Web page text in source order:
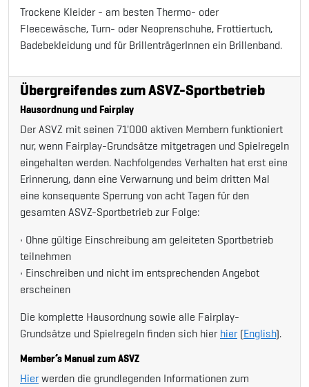
Trockene Kleider - am besten Thermo- oder
Fleecewäsche, Turn- oder Neoprenschuhe, Frottiertuch,
Badebekleidung und für BrillenträgerInnen ein Brillenband.
Übergreifendes zum ASVZ-Sportbetrieb
Hausordnung und Fairplay
Der ASVZ mit seinen 71'000 aktiven Membern funktioniert
nur, wenn Fairplay-Grundsätze mitgetragen und Spielregeln
eingehalten werden. Nachfolgendes Verhalten hat erst eine
Erinnerung, dann eine Verwarnung und beim dritten Mal
eine konsequente Sperrung von acht Tagen für den
gesamten ASVZ-Sportbetrieb zur Folge:
• Ohne gültige Einschreibung am geleiteten Sportbetrieb
teilnehmen
• Einschreiben und nicht im entsprechenden Angebot
erscheinen
Die komplette Hausordnung sowie alle Fairplay-
Grundsätze und Spielregeln finden sich hierhier(English).
Member’s Manual zum ASVZ
Hierwerden die grundlegenden Informationen zum